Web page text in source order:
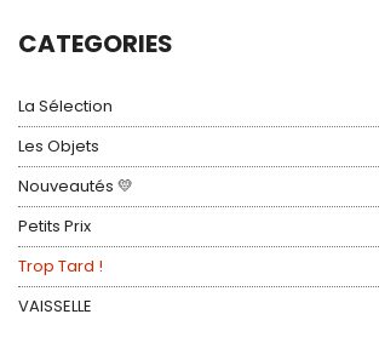
CATEGORIES
La Sélection
Les Objets
Nouveautés 💛
Petits Prix
Trop Tard !
VAISSELLE